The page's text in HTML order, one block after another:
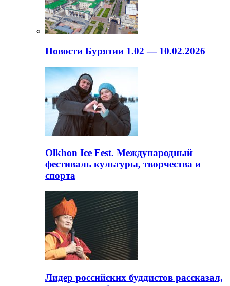
Новости Бурятии 1.02 — 10.02.2026
Olkhon Ice Fest. Международный
фестиваль культуры, творчества и
спорта
Лидер российских буддистов рассказал,